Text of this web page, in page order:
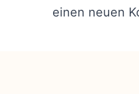
einen neuen